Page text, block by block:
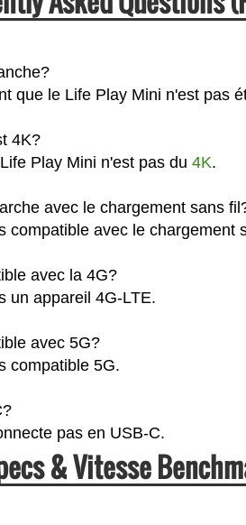
que le Life Play Mini n'est pas
4K?
Play Mini n'est pas du 4K.
avec le chargement sans
compatible avec le chargement
avec la 4G?
un appareil 4G-LTE.
avec 5G?
compatible 5G.
pas en USB-C.
& Vitesse